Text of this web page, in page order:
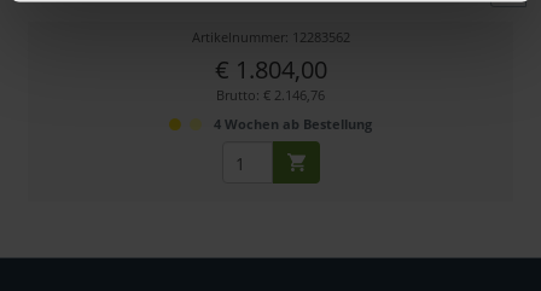
Artikelnummer: 12283562
€ 1.804,00
Brutto: € 2.146,76
4 Wochen ab Bestellung